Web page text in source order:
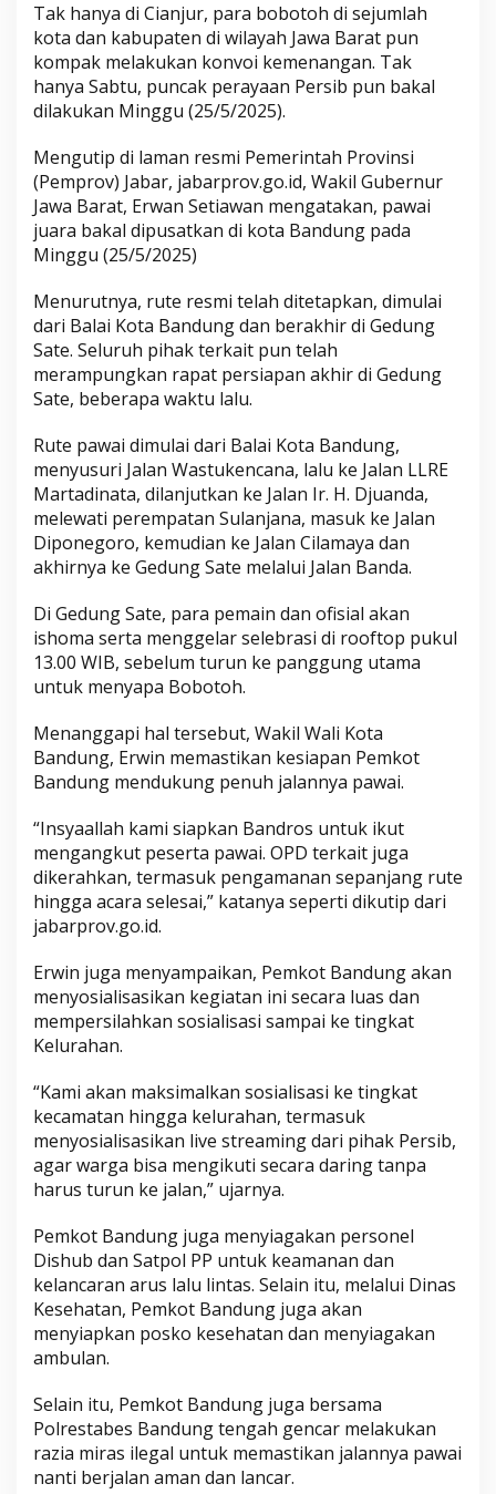
Tak hanya di Cianjur, para bobotoh di sejumlah
kota dan kabupaten di wilayah Jawa Barat pun
kompak melakukan konvoi kemenangan. Tak
hanya Sabtu, puncak perayaan Persib pun bakal
dilakukan Minggu (25/5/2025).
Mengutip di laman resmi Pemerintah Provinsi
(Pemprov) Jabar, jabarprov.go.id, Wakil Gubernur
Jawa Barat, Erwan Setiawan mengatakan, pawai
juara bakal dipusatkan di kota Bandung pada
Minggu (25/5/2025)
Menurutnya, rute resmi telah ditetapkan, dimulai
dari Balai Kota Bandung dan berakhir di Gedung
Sate. Seluruh pihak terkait pun telah
merampungkan rapat persiapan akhir di Gedung
Sate, beberapa waktu lalu.
Rute pawai dimulai dari Balai Kota Bandung,
menyusuri Jalan Wastukencana, lalu ke Jalan LLRE
Martadinata, dilanjutkan ke Jalan Ir. H. Djuanda,
melewati perempatan Sulanjana, masuk ke Jalan
Diponegoro, kemudian ke Jalan Cilamaya dan
akhirnya ke Gedung Sate melalui Jalan Banda.
Di Gedung Sate, para pemain dan ofisial akan
ishoma serta menggelar selebrasi di rooftop pukul
13.00 WIB, sebelum turun ke panggung utama
untuk menyapa Bobotoh.
Menanggapi hal tersebut, Wakil Wali Kota
Bandung, Erwin memastikan kesiapan Pemkot
Bandung mendukung penuh jalannya pawai.
“Insyaallah kami siapkan Bandros untuk ikut
mengangkut peserta pawai. OPD terkait juga
dikerahkan, termasuk pengamanan sepanjang rute
hingga acara selesai,” katanya seperti dikutip dari
jabarprov.go.id.
Erwin juga menyampaikan, Pemkot Bandung akan
menyosialisasikan kegiatan ini secara luas dan
mempersilahkan sosialisasi sampai ke tingkat
Kelurahan.
“Kami akan maksimalkan sosialisasi ke tingkat
kecamatan hingga kelurahan, termasuk
menyosialisasikan live streaming dari pihak Persib,
agar warga bisa mengikuti secara daring tanpa
harus turun ke jalan,” ujarnya.
Pemkot Bandung juga menyiagakan personel
Dishub dan Satpol PP untuk keamanan dan
kelancaran arus lalu lintas. Selain itu, melalui Dinas
Kesehatan, Pemkot Bandung juga akan
menyiapkan posko kesehatan dan menyiagakan
ambulan.
Selain itu, Pemkot Bandung juga bersama
Polrestabes Bandung tengah gencar melakukan
razia miras ilegal untuk memastikan jalannya pawai
nanti berjalan aman dan lancar.